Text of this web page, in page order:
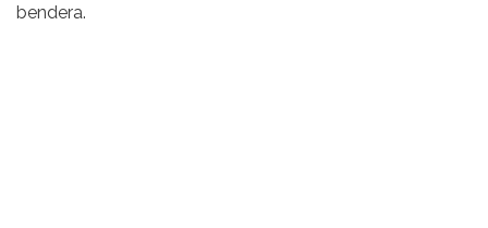
bendera.